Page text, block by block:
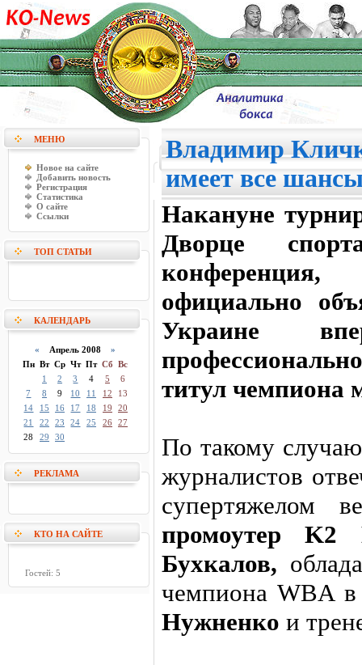
МЕНЮ
Новое на сайте
Добавить новость
Регистрация
Статистика
О сайте
Ссылки
ТОП СТАТЬИ
КАЛЕНДАРЬ
« Апрель 2008 »
Пн Вт Ср Чт Пт Сб Вс
1
2 3 4 5
6
7
8 9 10 11 12
13
14
15 16 17 18 19
20
21
22 23 24 25 26 27
28
29 30
РЕКЛАМА
КТО НА САЙТЕ
Гостей: 5
Владимир
имеет все
Накануне
Дворце
официально
Украине
титул чемпиона
По такому
журналистов
супертяжелом
промоутер K2
Бухкалов,
чемпиона WBA
Нужненко и